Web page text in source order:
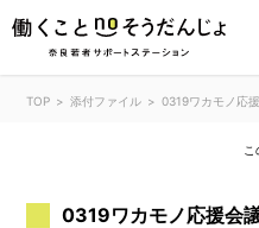
TOP 添付ファイル 0319ワカモノ応
0319ワカモノ応援会